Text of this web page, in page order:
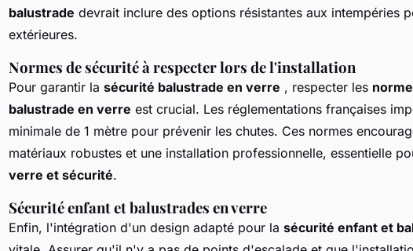
balustrade devrait inclure des options résistantes aux intempéries
extérieures.
Normes de sécurité à respecter lors de l'installation
Pour garantir la sécurité balustrade en verre , respecter les
balustrade en verre est crucial. Les réglementations françaises
minimale de 1 mètre pour prévenir les chutes. Ces normes
matériaux robustes et une installation professionnelle, essentielle
verre et sécurité.
Sécurité enfant et balustrades en verre
Enfin, l'intégration d'un design adapté pour la sécurité enfant et